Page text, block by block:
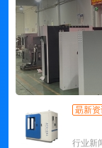
朂新
行业新